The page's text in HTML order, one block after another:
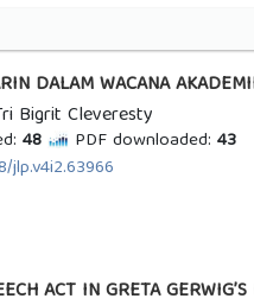
DALAM WACANA
Bigrit Cleveresty
48 PDF downloaded: 43
jlp.v4i2.63966
ACT IN GRETA